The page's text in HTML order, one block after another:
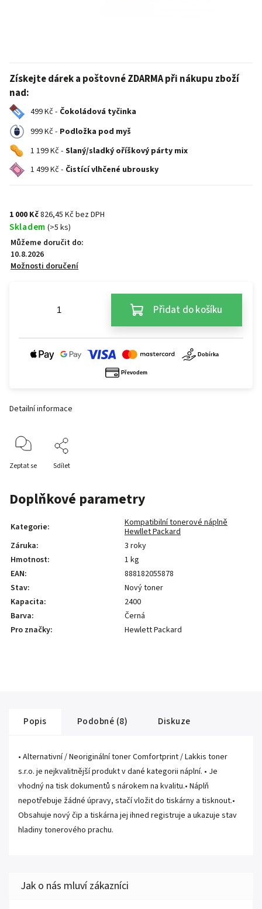
Získejte dárek a poštovné ZDARMA při nákupu zboží
nad:
499 Kč - Čokoládová tyčinka
999 Kč - Podložka pod myš
1 199 Kč - Slaný/sladký oříškový párty mix
1 499 Kč - Čistící vlhčené ubrousky
1 000 Kč826,45 Kč bez DPH
Skladem (>5 ks)
Můžeme doručit do:
10.8.2026
Možnosti doručení
Přidat do košíku
Detailní informace
Zeptat se Sdílet
Doplňkové parametry
Kategorie:
Kompatibilní tonerové náplně
Hewllet Packard
Záruka:
3 roky
Hmotnost:
1 kg
EAN:
888182055878
Stav:
Nový toner
Kapacita:
2400
Barva:
Černá
Pro značky: Hewlett Packard
Popis Podobné (8) Diskuze
• Alternativní / Neoriginální toner Comfortprint / Lakkis toner
s.r.o. je nejkvalitnější produkt v dané kategorii náplní. • Je
vhodný na tisk dokumentů s nárokem na kvalitu.• Náplň
nepotřebuje žádné úpravy, stačí vložit do tiskárny a tisknout.•
Obsahuje nový čip a tiskárna jej ihned registruje a ukazuje stav
hladiny tonerového prachu.